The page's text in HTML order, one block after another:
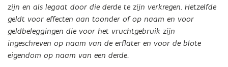
zijn en als legaat door die derde te zijn verkregen. Hetzelfde
geldt voor effecten aan toonder of op naam en voor
geldbeleggingen die voor het vruchtgebruik zijn
ingeschreven op naam van de erflater en voor de blote
eigendom op naam van een derde.